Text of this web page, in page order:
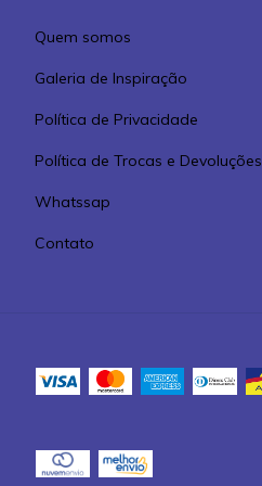
Quem somos
Galeria de Inspiração
Política de Privacidade
Política de Trocas e Devoluções
Whatssap
Contato